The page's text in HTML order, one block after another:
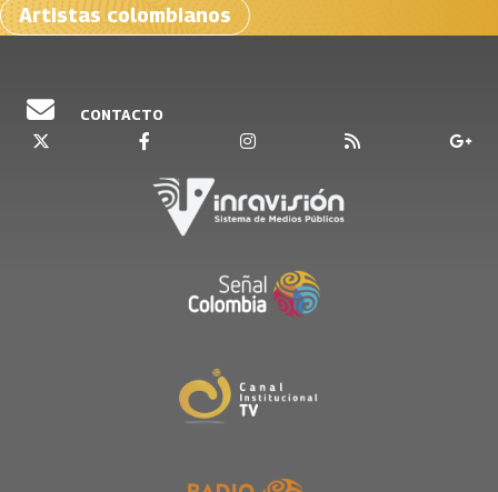
Artistas colombianos
CONTACTO